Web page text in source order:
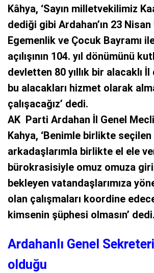
Kâhya, ‘Sayın milletvekilimiz
dediği gibi Ardahan’ın 23 Nisan
Egemenlik ve Çocuk Bayramı
açılışının 104. yıl dönümünü
devletten 80 yıllık bir alacaklı
bu alacakları hizmet olarak
çalışacağız’ dedi.
AK Parti Ardahan İl Genel
Kahya, ‘Benimle birlikte
arkadaşlarımla birlikte el ele
bürokrasisiyle omuz omuza
bekleyen vatandaşlarımıza
olan çalışmaları koordine
kimsenin şüphesi olmasın’ dedi.
Ardahanlı Genel
olduğu